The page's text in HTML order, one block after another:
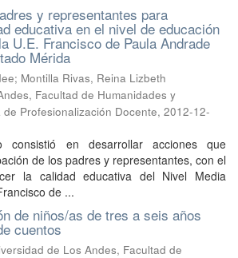
y representantes para
educativa en el nivel de educación
U.E. Francisco de Paula Andrade
Mérida
; Montilla Rivas, Reina Lizbeth
Facultad de Humanidades y
Profesionalización Docente, 2012-12-
consistió en desarrollar acciones que
de los padres y representantes, con el
la calidad educativa del Nivel Media
de ...
de niños/as de tres a seis años
cuentos
de Los Andes, Facultad de